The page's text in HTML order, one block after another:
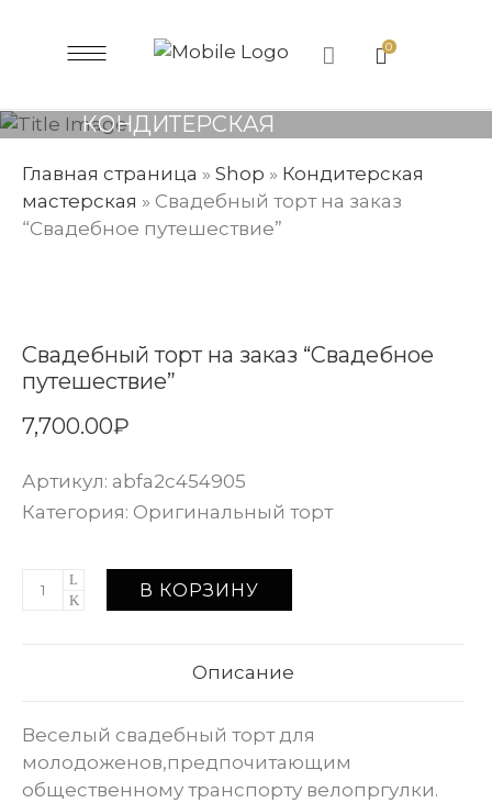
0
КОНДИТЕРСКАЯ
Главная страница » Shop » Кондитерская
мастерская » Свадебный торт на заказ
“Свадебное путешествие”
Свадебный торт на заказ “Свадебное
путешествие”
7,700.00₽
Артикул: abfa2c454905
Категория: Оригинальный торт
В КОРЗИНУ
Описание
Веселый свадебный торт для
молодоженов,предпочитающим
общественному транспорту велопргулки.